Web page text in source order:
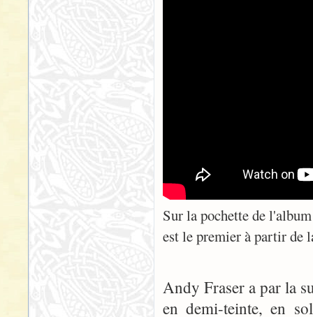
Sur la pochette de
est le premier à partir de
Andy Fraser a par la
en demi-teinte, en